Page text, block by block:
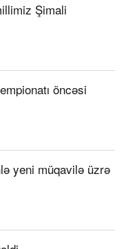
Şimali
öncəsi
yeni müqavilə üzrə